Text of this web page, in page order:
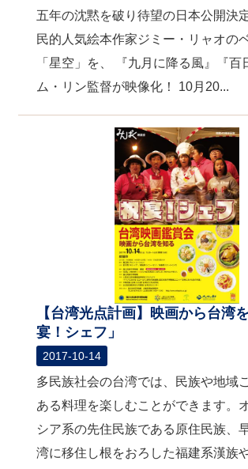
五年の沈黙を破り待望の日本公開決
民的人気絵本作家ジミー・リャオの
「星空」を、 『九月に降る風』『百
ム・リン監督が映像化！ 10月20...
【台湾光点計画】映画から台湾
宴！シェフ」
2017-10-14
多民族社会の台湾では、民族や地域
ある料理を楽しむことができます。
シア系の先住民族である原住民族、
湾に移住し根をおろした福建系漢族